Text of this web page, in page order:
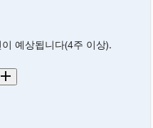
예상됩니다(4주 이상).